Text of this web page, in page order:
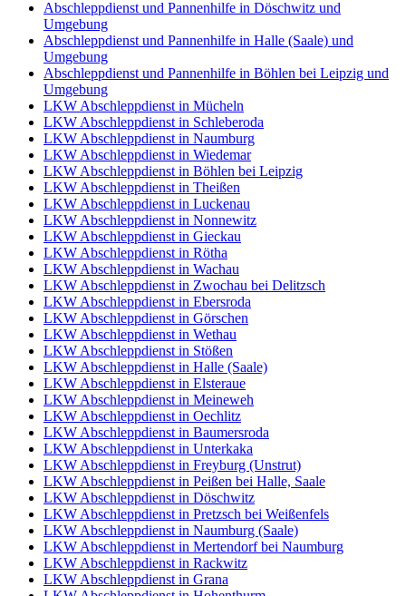
Abschleppdienst und Pannenhilfe in Döschwitz und
Umgebung
Abschleppdienst und Pannenhilfe in Halle (Saale) und
Umgebung
Abschleppdienst und Pannenhilfe in Böhlen bei Leipzig und
Umgebung
LKW Abschleppdienst in Mücheln
LKW Abschleppdienst in Schleberoda
LKW Abschleppdienst in Naumburg
LKW Abschleppdienst in Wiedemar
LKW Abschleppdienst in Böhlen bei Leipzig
LKW Abschleppdienst in Theißen
LKW Abschleppdienst in Luckenau
LKW Abschleppdienst in Nonnewitz
LKW Abschleppdienst in Gieckau
LKW Abschleppdienst in Rötha
LKW Abschleppdienst in Wachau
LKW Abschleppdienst in Zwochau bei Delitzsch
LKW Abschleppdienst in Ebersroda
LKW Abschleppdienst in Görschen
LKW Abschleppdienst in Wethau
LKW Abschleppdienst in Stößen
LKW Abschleppdienst in Halle (Saale)
LKW Abschleppdienst in Elsteraue
LKW Abschleppdienst in Meineweh
LKW Abschleppdienst in Oechlitz
LKW Abschleppdienst in Baumersroda
LKW Abschleppdienst in Unterkaka
LKW Abschleppdienst in Freyburg (Unstrut)
LKW Abschleppdienst in Peißen bei Halle, Saale
LKW Abschleppdienst in Döschwitz
LKW Abschleppdienst in Pretzsch bei Weißenfels
LKW Abschleppdienst in Naumburg (Saale)
LKW Abschleppdienst in Mertendorf bei Naumburg
LKW Abschleppdienst in Rackwitz
LKW Abschleppdienst in Grana